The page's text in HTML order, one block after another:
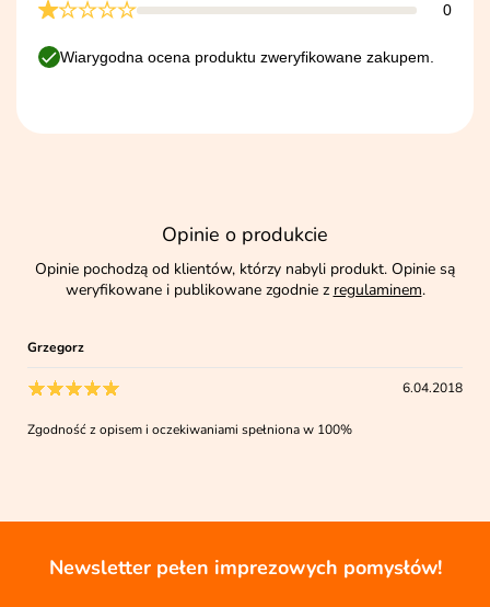
0
Wiarygodna ocena produktu zweryfikowane zakupem.
Opinie o produkcie
Opinie pochodzą od klientów, którzy nabyli produkt. Opinie są
weryfikowane i publikowane zgodnie z regulaminem.
Grzegorz
6.04.2018
Zgodność z opisem i oczekiwaniami spełniona w 100%
Newsletter pełen imprezowych pomysłów!